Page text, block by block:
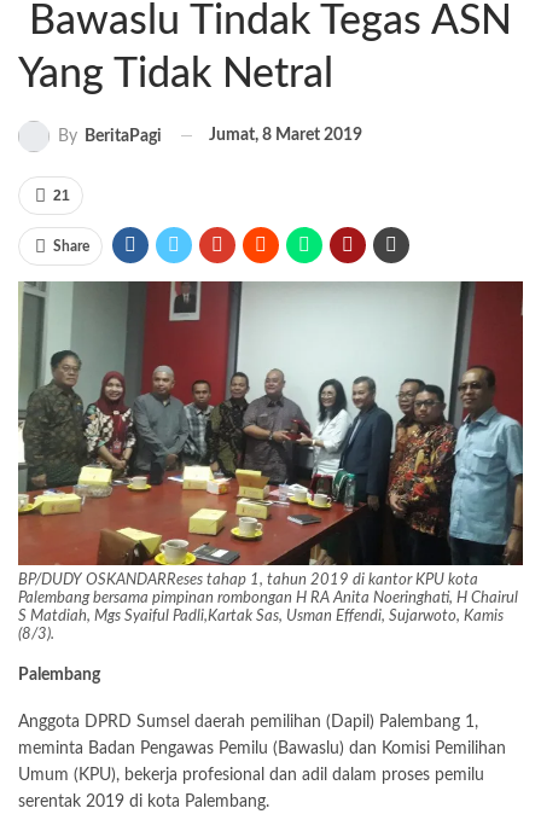
Bawaslu Tindak Tegas ASN
Yang Tidak Netral
By BeritaPagi Jumat, 8 Maret 2019
21
Share
BP/DUDY OSKANDARReses tahap 1, tahun 2019 di kantor KPU kota
Palembang bersama pimpinan rombongan H RA Anita Noeringhati, H Chairul
S Matdiah, Mgs Syaiful Padli,Kartak Sas, Usman Effendi, Sujarwoto, Kamis
(8/3).
Palembang
Anggota DPRD Sumsel daerah pemilihan (Dapil) Palembang 1,
meminta Badan Pengawas Pemilu (Bawaslu) dan Komisi Pemilihan
Umum (KPU), bekerja profesional dan adil dalam proses pemilu
serentak 2019 di kota Palembang.